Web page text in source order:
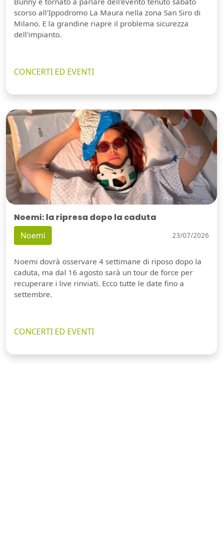
scorso all'Ippodromo La Maura nella zona San Siro di
Milano. E la grandine riapre il problema sicurezza
dell'impianto.
CONCERTI ED EVENTI
Noemi: la ripresa dopo la caduta
Noemi 23/07/2026
Noemi dovrà osservare 4 settimane di riposo dopo la
caduta, ma dal 16 agosto sarà un tour de force per
recuperare i live rinviati. Ecco tutte le date fino a
settembre.
CONCERTI ED EVENTI